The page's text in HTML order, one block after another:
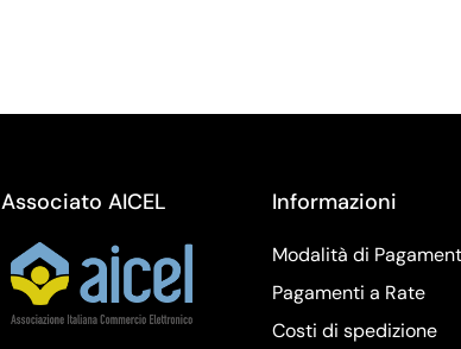
Associato AICEL Informazioni
Modalità di
Pagamenti a Rate
Costi di spedizione